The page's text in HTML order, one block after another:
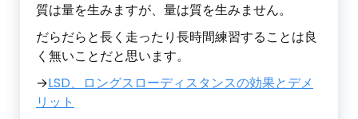
質は量を生みますが、量は質を生みません。
だらだらと長く走ったり長時間練習することは良
く無いことだと思います。
→LSD、ロングスローディスタンスの効果とデメ
リット